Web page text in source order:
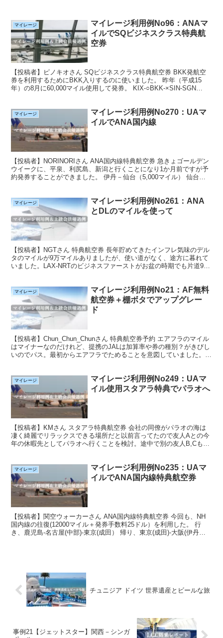
マイレージ
マイレージ利用例No96：ANAマ
イルでSQビジネスクラス特典航
空券
【投稿者】ピノキオさん SQビジネスクラス特典航空券 BKK発航空
券を利用するためにBKK入りするのに使いました。 昨年（平成15
年）の8月に60,000マイル使用して発券。 KIX-○BKK-×SIN-SGN
マイレージ
マイレージ利用例No270：UAマ
イルでANA国内線
【投稿者】NORINORIさん ANA国内線特典航空券 急きょゴールデン
ウイークに、平泉、利尻島、新潟と行くことになり1か月前ですが予
約発券することができました。 伊丹－仙台（5,000マイル） 仙台－
マイレージ
マイレージ利用例No261：ANA
とDLのマイルを使って
【投稿者】NGTさん 特典航空券 長年貯めてきたインフレ気味のデル
タのマイルが9万マイルありましたが、使い道がなく、途方に暮れて
いました。LAX-NRTのビジネスファーストがお盆の時期でも片道9万
マイレージ
マイレージ利用例No21：AF無料
航空券＋棚ボタでアップグレー
ド
【投稿者】Chun_Chun_Chunさん 特典航空券予約 エアフラのマイル
はマイナーなのだけれど、提携のJALは加算率や券の種別？がきびし
いのでパス。最初からエアフラでためることを意図していました。
マイレージ
マイレージ利用例No249：UAマ
イル使用スタアラ特典でパラオへ
【投稿者】KMさん スタアラ特典航空券 会社の同僚がパラオの海は
凄く綺麗でリラックスできる場所だと以前言ってたので友人Aとの今
年の休暇先としてパラオへ行くことを検討。途中で別の友人B,Cも行
マイレージ
マイレージ利用例No235：UAマ
イルでANA国内線特典航空券
【投稿者】関空ウォーカーさん ANA国内線特典航空券 今回も、NH
国内線の往復(12000マイル＋発券手数料25ドル）を利用した。 行
き、鹿児島-名古屋(中部)-東京(成田） 帰り、東京(成田)-大阪(伊丹）-
チュニジア ドイツ 世界遺産とビールな旅
事例21【ジェットスター】関西－シンガ